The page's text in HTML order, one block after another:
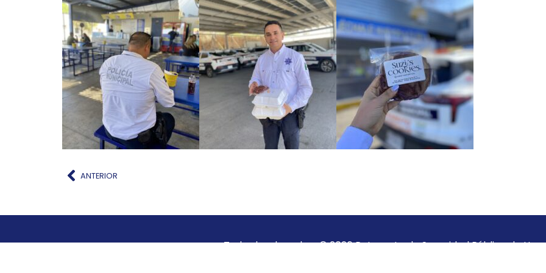
AntANTERIOR
Todos los derechos © 2026 Patronato de Seguridad Pública de